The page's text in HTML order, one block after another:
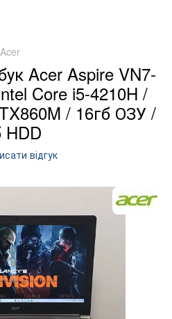
Acer
Acer Aspire VN7-
Core i5-4210H /
/ 16гб ОЗУ /
HDD
відгук